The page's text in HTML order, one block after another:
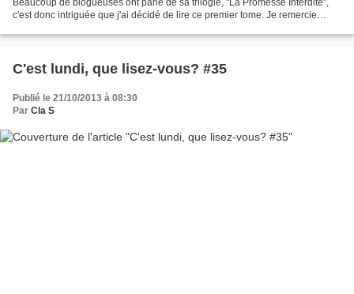
Beaucoup de blogueuses ont parlé de sa trilogie, "La Promesse Interdite",
c'est donc intriguée que j'ai décidé de lire ce premier tome. Je remercie
C'est lundi, que lisez-vous? #35
Publié le 21/10/2013 à 08:30
Par Cla S